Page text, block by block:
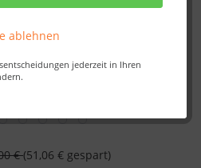
ablehnen
jederzeit in Ihren
€(51,06 € gespart)